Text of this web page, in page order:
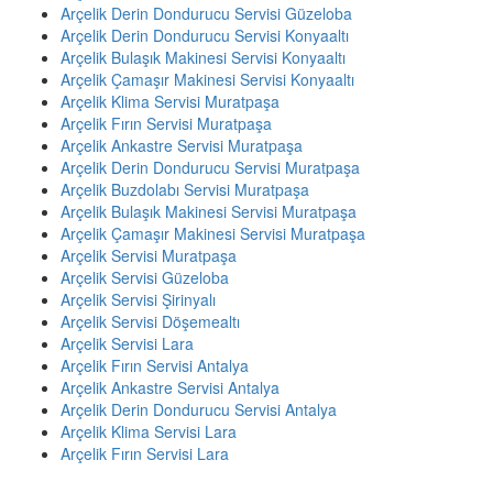
Arçelik Derin Dondurucu Servisi Güzeloba
Arçelik Derin Dondurucu Servisi Konyaaltı
Arçelik Bulaşık Makinesi Servisi Konyaaltı
Arçelik Çamaşır Makinesi Servisi Konyaaltı
Arçelik Klima Servisi Muratpaşa
Arçelik Fırın Servisi Muratpaşa
Arçelik Ankastre Servisi Muratpaşa
Arçelik Derin Dondurucu Servisi Muratpaşa
Arçelik Buzdolabı Servisi Muratpaşa
Arçelik Bulaşık Makinesi Servisi Muratpaşa
Arçelik Çamaşır Makinesi Servisi Muratpaşa
Arçelik Servisi Muratpaşa
Arçelik Servisi Güzeloba
Arçelik Servisi Şirinyalı
Arçelik Servisi Döşemealtı
Arçelik Servisi Lara
Arçelik Fırın Servisi Antalya
Arçelik Ankastre Servisi Antalya
Arçelik Derin Dondurucu Servisi Antalya
Arçelik Klima Servisi Lara
Arçelik Fırın Servisi Lara